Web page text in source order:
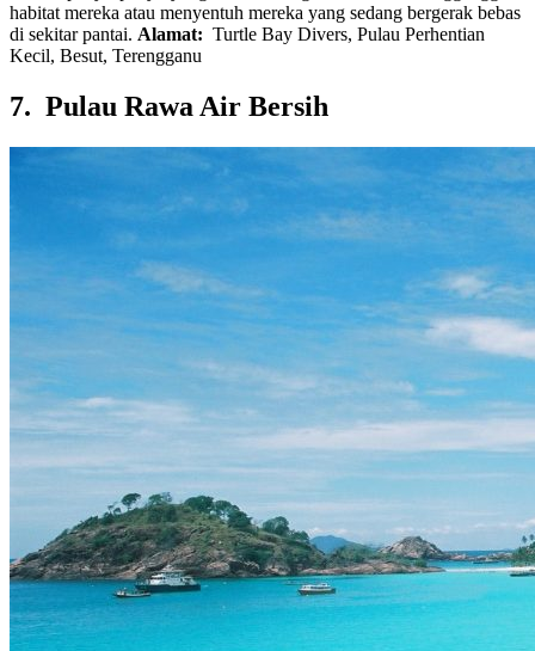
habitat mereka atau menyentuh mereka yang sedang bergerak bebas
di sekitar pantai. Alamat: Turtle Bay Divers, Pulau Perhentian
Kecil, Besut, Terengganu
7. Pulau Rawa Air Bersih